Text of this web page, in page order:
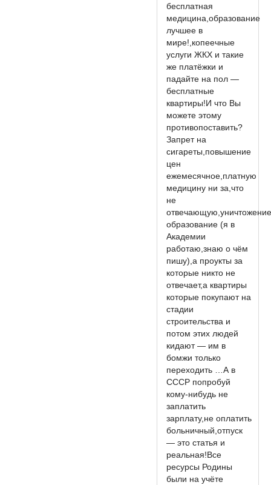
бесплатная
медицина,образование
лучшее в
мире!,копеечные
услуги ЖКХ и такие
же платёжки и
падайте на пол —
бесплатные
квартиры!И что Вы
можете этому
противопоставить?
Запрет на
сигареты,повышение
цен
ежемесячное,платную
медицину ни за,что
не
отвечающую,уничтожение
образование (я в
Академии
работаю,знаю о чём
пишу),а проукты за
которые никто не
отвечает,а квартиры
которые покупают на
стадии
строительства и
потом этих людей
кидают — им в
бомжи только
переходить …А в
СССР попробуй
кому-нибудь не
заплатить
зарплату,не оплатить
больничный,отпуск
— это статья и
реальная!Все
ресурсы Родины
были на учёте